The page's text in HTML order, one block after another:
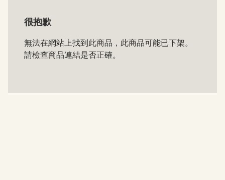
很抱歉
無法在網站上找到此商品，此商品可能已下架。
請檢查商品連結是否正確。